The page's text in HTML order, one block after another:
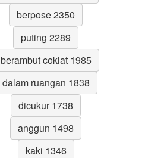
berpose 2350
puting 2289
berambut coklat 1985
dalam ruangan 1838
dicukur 1738
anggun 1498
kaki 1346